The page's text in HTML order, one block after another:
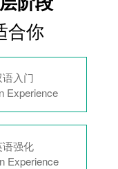
合你
入门
Experience
强化
Experience